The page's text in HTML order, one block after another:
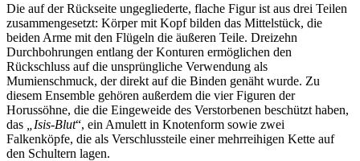
Die auf der Rückseite ungegliederte, flache Figur ist aus drei Teilen
zusammengesetzt: Körper mit Kopf bilden das Mittelstück, die
beiden Arme mit den Flügeln die äußeren Teile. Dreizehn
Durchbohrungen entlang der Konturen ermöglichen den
Rückschluss auf die unsprüngliche Verwendung als
Mumienschmuck, der direkt auf die Binden genäht wurde. Zu
diesem Ensemble gehören außerdem die vier Figuren der
Horussöhne, die die Eingeweide des Verstorbenen beschützt haben,
das
„Isis-Blut“, ein Amulett in Knotenform sowie zwei
Falkenköpfe, die als Verschlussteile einer mehrreihigen Kette auf
den Schultern lagen.